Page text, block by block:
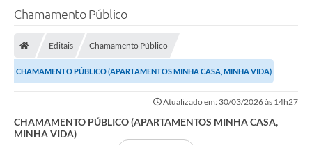
Chamamento Público
Editais Chamamento Público
CHAMAMENTO PÚBLICO (APARTAMENTOS MINHA CASA, MINHA VIDA)
Atualizado em: 30/03/2026 às 14h27
CHAMAMENTO PÚBLICO (APARTAMENTOS MINHA CASA,
MINHA VIDA)